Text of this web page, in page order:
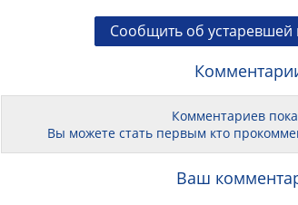
Сообщить об
Комментариев
Вы можете стать первым кто
Ваш